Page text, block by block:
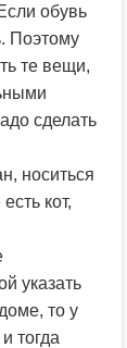
обувь
Поэтому
те вещи,
cделать
носиться
кот,
указать
то у
тогда